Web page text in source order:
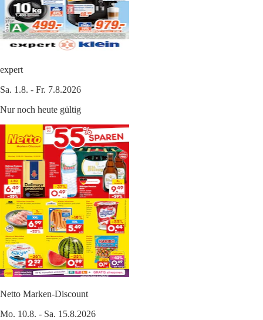
expert
Sa. 1.8. - Fr. 7.8.2026
Nur noch heute gültig
Netto Marken-Discount
Mo. 10.8. - Sa. 15.8.2026